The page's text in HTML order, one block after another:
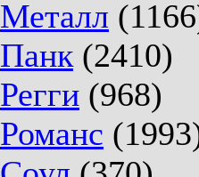
Металл
Панк (2410)
Регги (968)
Романс